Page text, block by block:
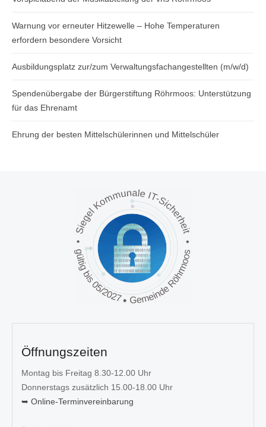
Warnung vor erneuter Hitzewelle – Hohe Temperaturen
erfordern besondere Vorsicht
Ausbildungsplatz zur/zum Verwaltungsfachangestellten (m/w/d)
Spendenübergabe der Bürgerstiftung Röhrmoos: Unterstützung
für das Ehrenamt
Ehrung der besten Mittelschülerinnen und Mittelschüler
Öffnungszeiten
Montag bis Freitag 8.30-12.00 Uhr
Donnerstags zusätzlich 15.00-18.00 Uhr
➥ Online-Terminvereinbarung